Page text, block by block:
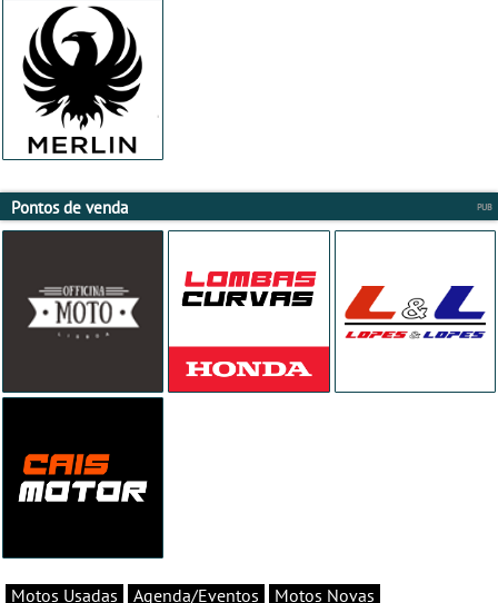
Pontos de venda
Motos Usadas Agenda/Eventos
Motos Novas